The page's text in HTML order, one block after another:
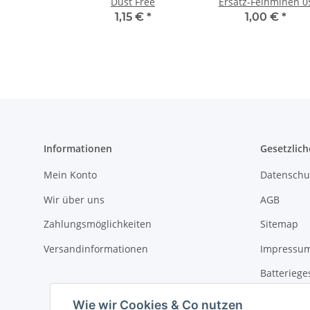
Wie wir Cookies & Co nutzen
1,15 € *
mm HB
1,00 € *
Informationen
Mein Konto
Wir über uns
Zahlungsmöglichkeiten
Versandinformationen
AGB
Sitemap